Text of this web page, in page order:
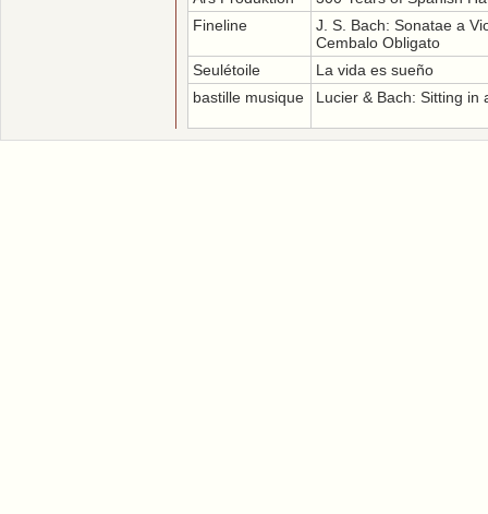
Fineline
J. S. Bach: Sonatae a
Cembalo Obligato
Seulétoile
La vida es sueño
bastille musique
Lucier & Bach: Sitting in